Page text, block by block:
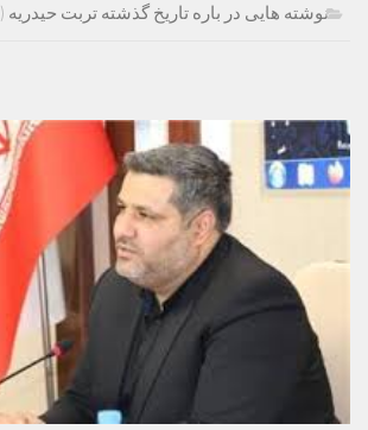
نوشته هایی در باره تاریخ گذشته تربت حیدریه (۳۸)